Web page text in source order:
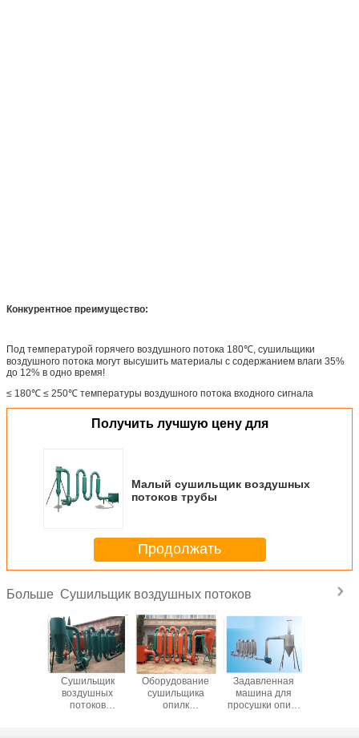
Конкурентное преимущество:
Под температурой горячего воздушного потока 180℃, сушильщики
воздушного потока могут высушить материалы с содержанием влаги 35%
до 12% в одно время!
≤ 180℃ ≤ 250℃ температуры воздушного потока входного сигнала
Получить лучшую цену для
Малый сушильщик воздушных
потоков трубы
Продолжать
Больше Сушильщик воздушных потоков
Сушильщик
воздушных
потоков
Оборудование
сушильщика
опилк
Задавленная
машина для
просушки опилк